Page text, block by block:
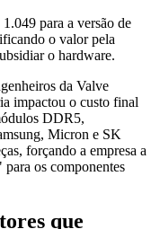
para a versão de
o valor pela
o hardware.
da Valve
impactou o custo final
DDR5,
Micron e SK
forçando a empresa a
para os componentes
que